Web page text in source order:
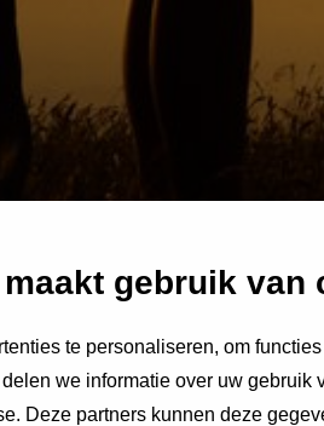
gebruik van
te personaliseren, om
we informatie over uw gebruik
Deze partners kunnen deze